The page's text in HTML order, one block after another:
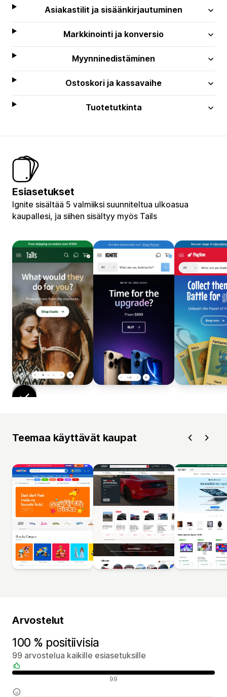
Asiakastilit ja sisäänkirjautuminen
Markkinointi ja konversio
Myynninedistäminen
Ostoskori ja kassavaihe
Tuotetutkinta
Esiasetukset
Ignite sisältää 5 valmiiksi suunniteltua ulkoasua
kaupallesi, ja siihen sisältyy myös Tails
Teemaa käyttävät kaupat
Arvostelut
100 % positiivisia
99 arvostelua kaikille esiasetuksille
Positiiviset arvostelut 99